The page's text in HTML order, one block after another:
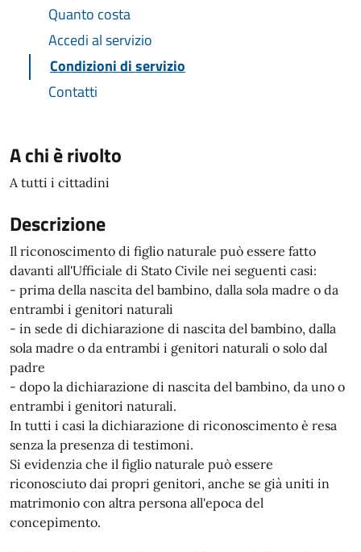
Quanto costa
Accedi al servizio
Condizioni di servizio
Contatti
A chi è rivolto
A tutti i cittadini
Descrizione
Il riconoscimento di figlio naturale può essere fatto
davanti all'Ufficiale di Stato Civile nei seguenti casi:
- prima della nascita del bambino, dalla sola madre o da
entrambi i genitori naturali
- in sede di dichiarazione di nascita del bambino, dalla
sola madre o da entrambi i genitori naturali o solo dal
padre
- dopo la dichiarazione di nascita del bambino, da uno o
entrambi i genitori naturali.
In tutti i casi la dichiarazione di riconoscimento è resa
senza la presenza di testimoni.
Si evidenzia che il figlio naturale può essere
riconosciuto dai propri genitori, anche se già uniti in
matrimonio con altra persona all'epoca del
concepimento.